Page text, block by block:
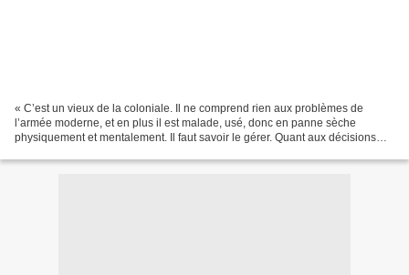
« C’est un vieux de la coloniale. Il ne comprend rien aux problèmes de
l’armée moderne, et en plus il est malade, usé, donc en panne sèche
physiquement et mentalement. Il faut savoir le gérer. Quant aux décisions